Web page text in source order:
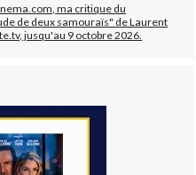
ma critique du
de deux samouraïs" de Laurent
jusqu'au 9 octobre 2026.